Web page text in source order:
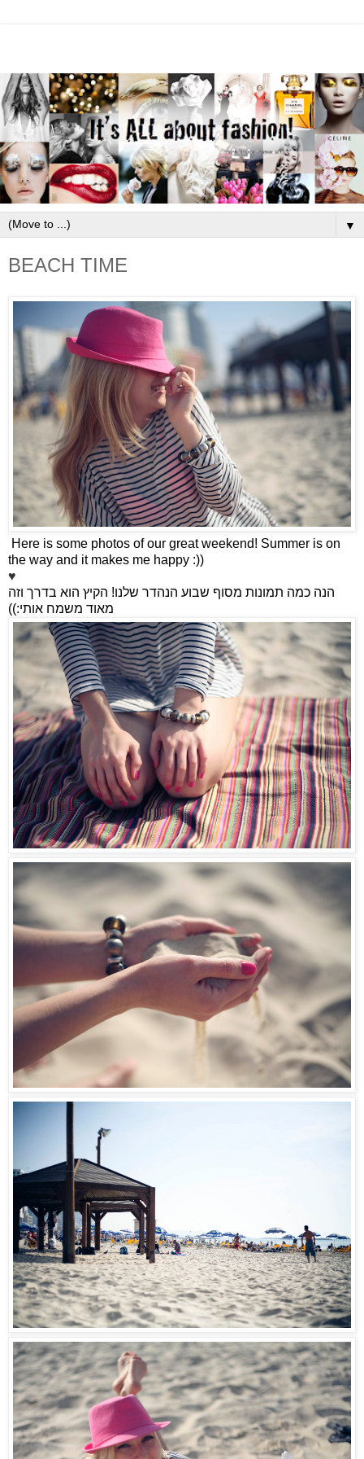
▼
BEACH TIME
Here is some photos of our great weekend! Summer is on
the way and it makes me happy :))
♥
הנה כמה תמונות מסוף שבוע הנהדר שלנו! הקיץ הוא בדרך וזה
מאוד משמח אותי:))